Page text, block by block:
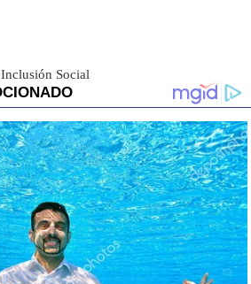
Social